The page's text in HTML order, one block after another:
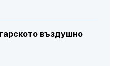
въздушно